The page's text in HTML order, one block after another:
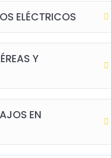
ELÉCTRICOS
Y
EN